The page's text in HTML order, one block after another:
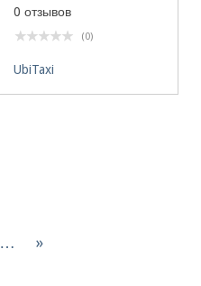
0 отзывов
(0)
UbiTaxi
… »